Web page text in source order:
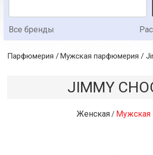
Все бренды
Парфюмерия Мужская парфюмерия /
JIMMY
Женская/ Мужская